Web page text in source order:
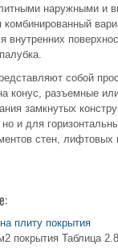
наружными и
комбинированный
внутренних
собой
конус, разъемные
замкнутых
и для
стен, лифтовых
плиту покрытия
покрытия Таблица